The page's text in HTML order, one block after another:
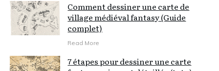
Comment dessiner une carte de
village médiéval fantasy (Guide
complet)
Read More
7 étapes pour dessiner une carte